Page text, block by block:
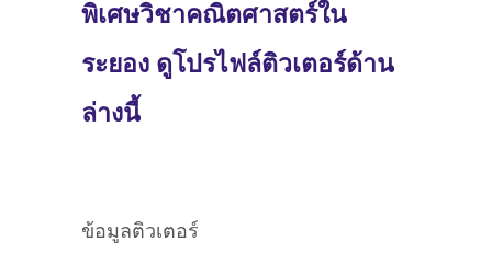
พิเศษวิชาคณิตศาสตร์ใน
ระยอง ดูโปรไฟล์ติวเตอร์ด้าน
ล่างนี้
ข้อมูลติวเตอร์